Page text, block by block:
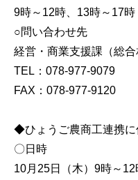
9時～12時、13時～17時
○問い合わせ先
経営・商業支援課（総合
TEL：078-977-9079
FAX：078-977-9120
◆ひょうご農商工連携に
〇日時
10月25日（木）9時～12